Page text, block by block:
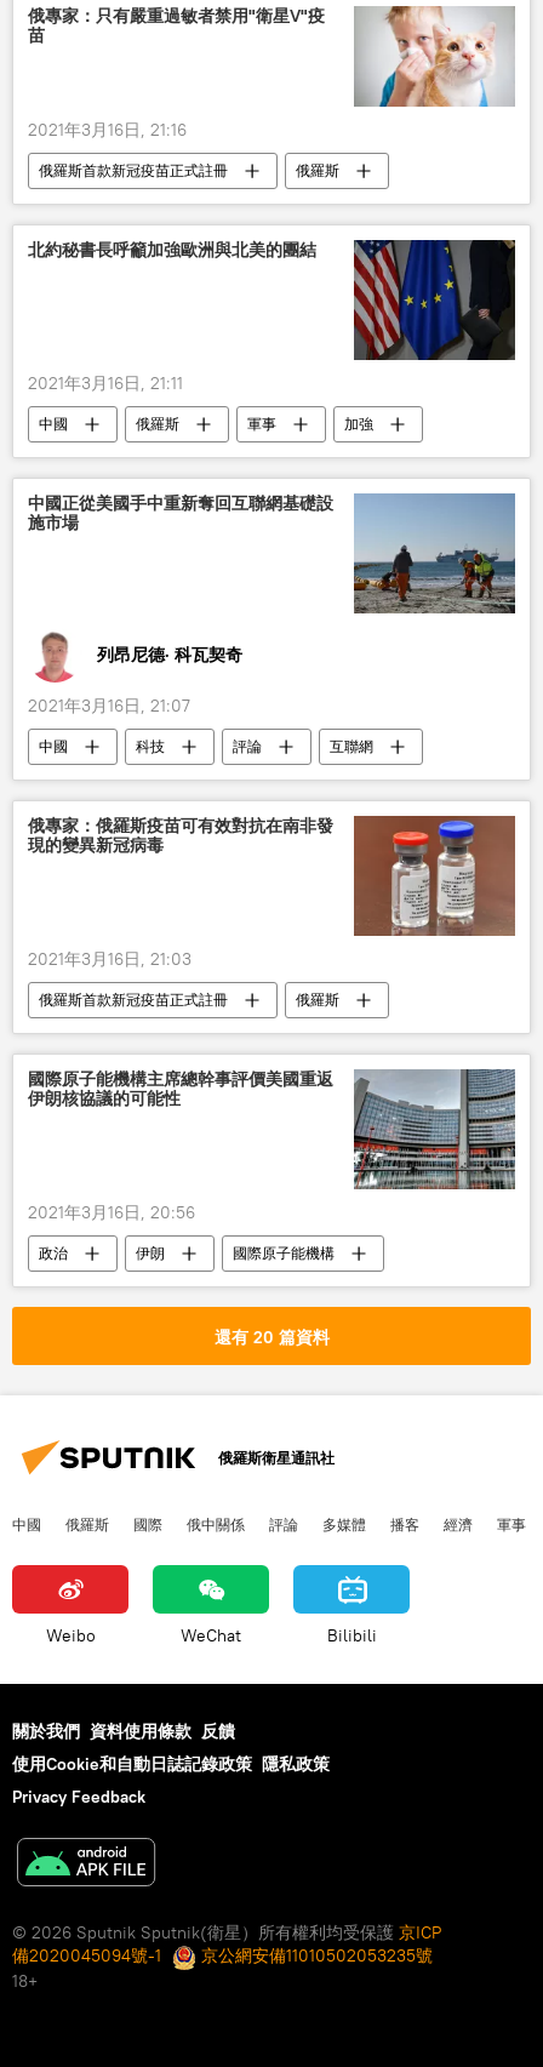
俄專家：只有嚴重過敏者禁用"衛星V"疫
苗
2021年3月16日, 21:16
俄羅斯首款新冠疫苗正式註冊
俄羅斯
新型肺炎疫情
疫苗 衛星Ｖ
北約秘書長呼籲加強歐洲與北美的團結
2021年3月16日, 21:11
中國 俄羅斯 軍事
加強
北美洲
延斯•斯托爾滕貝格
中國正從美國手中重新奪回互聯網基礎設
施市場
列昂尼德· 科瓦契奇
2021年3月16日, 21:07
中國 科技 評論
互聯網
網絡
美國
俄專家：俄羅斯疫苗可有效對抗在南非發
現的變異新冠病毒
2021年3月16日, 21:03
俄羅斯首款新冠疫苗正式註冊
俄羅斯
新型肺炎疫情
俄專家
疫苗
南非
國際原子能機構主席總幹事評價美國重返
伊朗核協議的可能性
2021年3月16日, 20:56
政治 伊朗
國際原子能機構
美國
還有 20 篇資料
俄羅斯衛星通訊社
中國 俄羅斯 國際 俄中關係 評論 多媒體 播客 經濟 軍事
Weibo WeChat Bilibili
關於我們 資料使用條款 反饋
使用Cookie和自動日誌記錄政策 隱私政策
Privacy Feedback
© 2026 Sputnik Sputnik(衛星）所有權利均受保護 京ICP
備2020045094號-1
京公網安備11010502053235號
18+